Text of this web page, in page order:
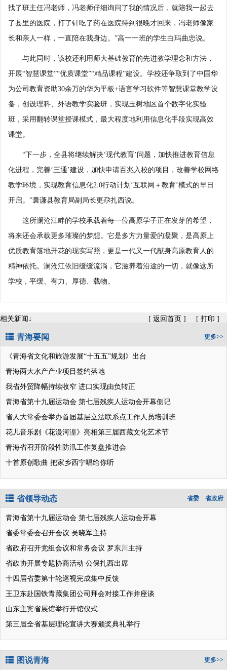
找了班主任冯老师，冯老师仔细询问了我的情况后，就陪我一起去
了县里的医院，打了针吃了药在医院待到很晚才回来，冯老师像家
长和亲人一样，一直陪在我身边。”高一一班的学生白玛曲忠说。
与此同时，该校还利用师大基础教育的先进教学理念和方法，
开展“智慧课堂”“优质课堂”“精品课程”建设。学校还争取到了中国华
为公司教育资助30余万的华为平板+语言学习软件等智慧课堂教学设
备，创设理科、外语教学实验班，实现玉树地区首个数字化实验
班，采用翻转课堂授课模式，最大程度地利用信息化手段实现高效
课堂。
“下一步，全县将继续解决‘现代教育’问题，加快推进教育信息
化进程，完善‘三通’建设，加快申请百兆入校的项目，改善学校网络
教学环境，实现教育信息化2.0行动计划‘互联网＋教育’模式的早日
开启。”囊谦县教育局副局长更尕扎西说。
这所澜沧江畔的学校承载着每一位高原学子正在发芽的希望，
将来还会承载更多璀璨的梦想。它是多方力量爱的凝聚，是高原上
优质教育落地开花的现实写照，更是一代又一代献身高原教育人的
精神依托。澜沧江依旧缓缓流淌，它滋养着沿途的一切，就像这所
学校，平缓、有力、厚德、载物。
相关新闻↓ [ 返回首页 ] [ 打印 ]
青海要闻 更多>>
《青海省文化和旅游发展“十五五”规划》出台
青海两大水产产业项目签约落地
我省外贸降幅持续收窄 进口实现由负转正
青海省第十九届运动会 第七届残疾人运动会开幕侧记
省人大常委会举办首届基层立法联系点工作人员培训班
花儿音乐剧《花漫河湟》亮相第三届西藏文化艺术节
青海省召开阶段性防汛工作复盘推进会
十首原创歌曲 把家乡西宁唱给你听
省领导动态 省政府
省委
青海省第十九届运动会 第七届残疾人运动会开幕
省委常委会召开会议 吴晓军主持
省政府召开党组会议和常务会议 罗东川主持
省政协开展专题协商活动 公保扎西出席
十四届省委第十轮巡视完成集中反馈
王卫东赴国铁青藏集团公司拜会对接工作并座谈
山东主宾省展馆举行开馆仪式
第三届全省基层理论宣讲大赛颁奖典礼举行
图说青海 更多>>